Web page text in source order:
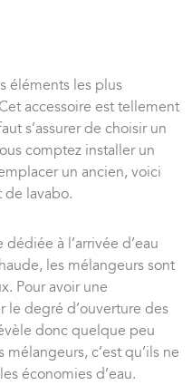
éléments les plus
accessoire est tellement
s’assurer de choisir un
comptez installer un
un ancien, voici
lavabo.
à l’arrivée d’eau
les mélangeurs sont
Pour avoir une
le degré d’ouverture des
donc quelque peu
c’est qu’ils ne
économies d’eau.